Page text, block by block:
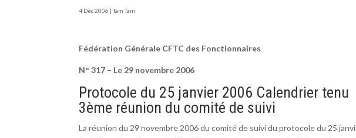
4 Déc 2006 |Tam Tam
Fédération Générale CFTC des Fonctionnaires
N° 317 – Le 29 novembre 2006
Protocole du 25 janvier 2006 Calendrier tenu
3ème réunion du comité de suivi
La réunion du 29 novembre 2006 du comité de suivi du protocole du 25